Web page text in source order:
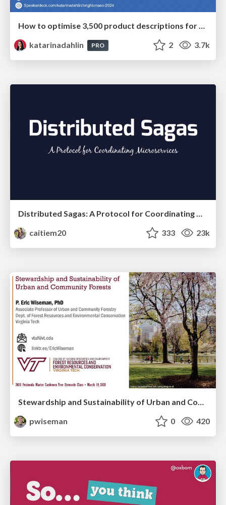
How to optimise 3,500 product descriptions for ecommerce in one day using ChatGPT
katarinadahlin
PRO 2 3.7k
Distributed Sagas: A Protocol for Coordinating Microservices
caitiem20
333 23k
Stewardship and Sustainability of Urban and Community Forests
pwiseman
0 420